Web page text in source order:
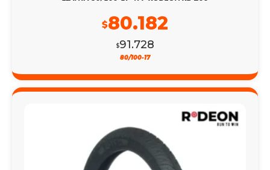
$91.728
$80.182
80/100-17